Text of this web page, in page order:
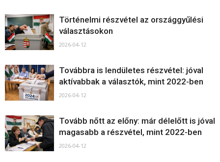
Történelmi részvétel az országgyűlési
választásokon
2026-04-12
Továbbra is lendületes részvétel: jóval
aktívabbak a választók, mint 2022-ben
2026-04-12
Tovább nőtt az előny: már délelőtt is jóval
magasabb a részvétel, mint 2022-ben
2026-04-12